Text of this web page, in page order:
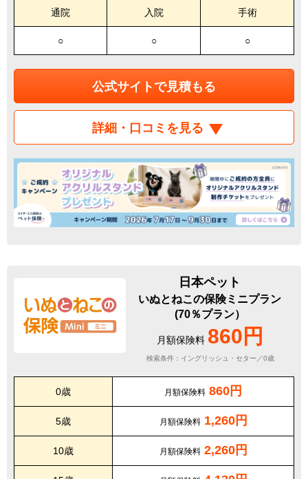
通院 入院 手術
○ ○ ○
公式サイトで見積もる
詳細・口コミを見る
日本ペット
いぬとねこの保険ミニプラン
(70％プラン）
月額保険料 860円
検索条件：イングリッシュ・セター／0歳
0歳 月額保険料 860円
5歳 月額保険料 1,260円
10歳 月額保険料 2,260円